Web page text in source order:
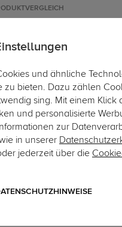
DACHBOXEN
und ähnliche
zu bieten. Dazu zählen
sing. Mit einem
und personalisierte
zur
in unserer
jederzeit über die